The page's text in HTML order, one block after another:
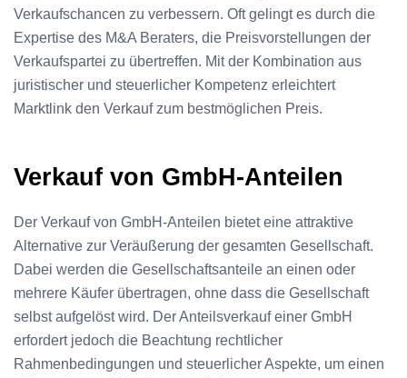
Verkaufschancen zu verbessern. Oft gelingt es durch die
Expertise des M&A Beraters, die Preisvorstellungen der
Verkaufspartei zu übertreffen. Mit der Kombination aus
juristischer und steuerlicher Kompetenz erleichtert
Marktlink den Verkauf zum bestmöglichen Preis.
Verkauf von GmbH-Anteilen
Der Verkauf von GmbH-Anteilen bietet eine attraktive
Alternative zur Veräußerung der gesamten Gesellschaft.
Dabei werden die Gesellschaftsanteile an einen oder
mehrere Käufer übertragen, ohne dass die Gesellschaft
selbst aufgelöst wird. Der Anteilsverkauf einer GmbH
erfordert jedoch die Beachtung rechtlicher
Rahmenbedingungen und steuerlicher Aspekte, um einen